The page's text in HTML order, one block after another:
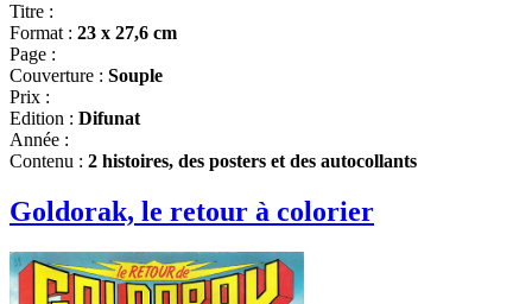
Titre :
Format : 23 x 27,6 cm
Page :
Couverture : Souple
Prix :
Edition : Difunat
Année :
Contenu : 2 histoires, des posters et des autocollants
Goldorak, le retour à colorier